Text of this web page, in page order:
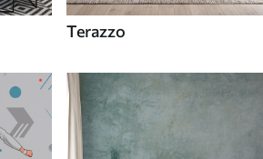
Terazzo